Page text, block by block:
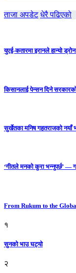
ताजा अपडेट धेरै पढिएको
युएई-कतारमा इरानले हान्यो
किसानलाई पेन्सन दिने सरकारको
सुर्खेतका मनिष गहतराजको नयाँ
‘गीतले मनको कुरा भन्नुपर्छ’
From Rukum to the
१
सुनको भाउ घट्याे
२